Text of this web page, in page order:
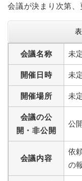
会議が決まり次第、
会議名称 未
開催日時 未
開催場所 未
会議の公
開・非公開
公
会議内容
依
の